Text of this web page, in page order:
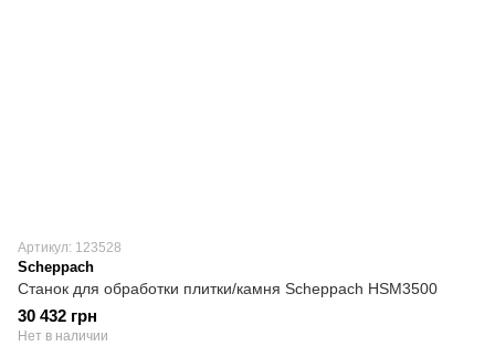
Артикул: 123528
Scheppach
Станок для обработки плитки/камня Scheppach HSM3500
30 432 грн
Нет в наличии